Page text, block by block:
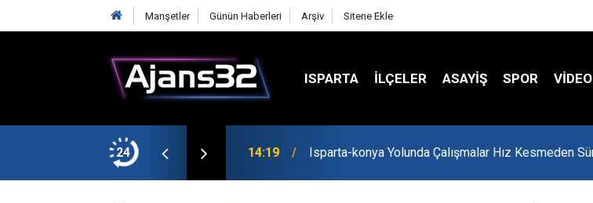
Manşetler Günün Haberleri Arşiv Sitene Ekle
ISPARTA İLÇELER ASAYİŞ SPOR VIDEO
24 14:19 Isparta-konya Yolunda Çalışmalar Hız Kesmeden